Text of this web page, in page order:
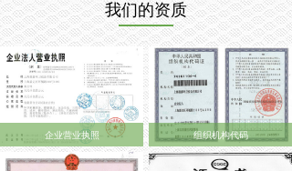
我们的资质
企业营业执照 组织机构代码